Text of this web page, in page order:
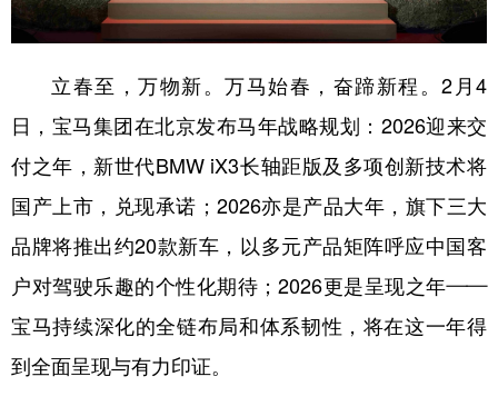
城市 旅游 能源 会展
彩票 娱乐 时尚 悦读
公益 一带一路 亚太网 上市公司
文化产业
地方频道
辽宁 吉林
立春至，万物新。万马始春，奋蹄新程。2月4
日，宝马集团在北京发布马年战略规划：2026迎来交
付之年，新世代BMW iX3长轴距版及多项创新技术将
国产上市，兑现承诺；2026亦是产品大年，旗下三大
品牌将推出约20款新车，以多元产品矩阵呼应中国客
户对驾驶乐趣的个性化期待；2026更是呈现之年——
宝马持续深化的全链布局和体系韧性，将在这一年得
到全面呈现与有力印证。